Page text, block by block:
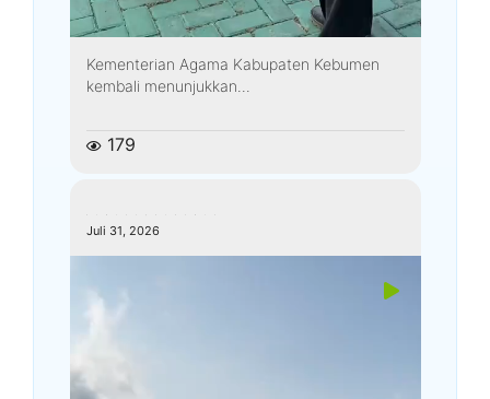
Kementerian Agama Kabupaten Kebumen
kembali menunjukkan...
179
Juli 31, 2026